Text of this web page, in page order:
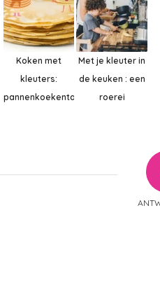
Koken met
kleuters:
pannenkoekentaart.
Met je kleuter in
de keuken : een
roerei